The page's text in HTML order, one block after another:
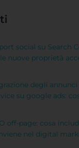
social su Search
nuove proprietà
degli
su google ads:
off-page: cosa
nel digital